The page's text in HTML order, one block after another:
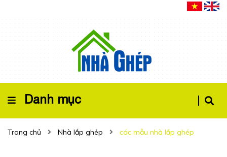
Danh mục
Trang chủ Nhà lắp ghép các mẫu nhà lắp ghép